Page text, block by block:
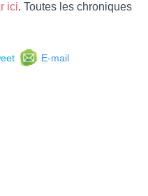
ici. Toutes les chroniques
E-mail